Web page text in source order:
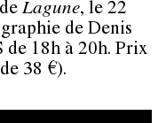
Lagune, le 22
de Denis
de 18h à 20h. Prix
38 €).